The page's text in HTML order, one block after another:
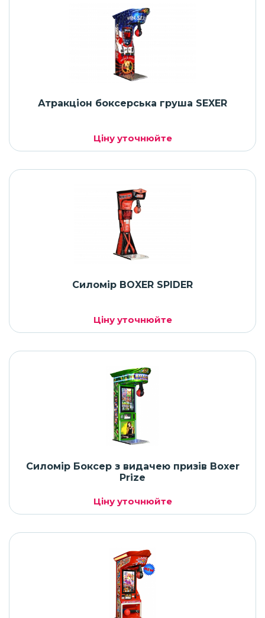
Атракціон боксерська груша SEXER
Ціну уточнюйте
Силомір BOXER SPIDER
Ціну уточнюйте
Силомір Боксер з видачею призів Boxer
Prize
Ціну уточнюйте